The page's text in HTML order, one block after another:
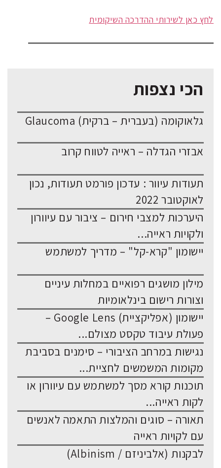
לחץ כאן לשירותי ההדרכה השיקומית
הכי נצפות
גלאוקומה (בעברית – ברקית) Glaucoma
אבזרי הגדלה – ראייה לטווח קרוב
תעודות עיוור : עדכון פורמט תעודות, נכון
לאוקטובר 2022
היערכות למצבי חירום – ציבור עם עיוורון
ולקויות ראייה...
יישומון "קרא-קל" – מדריך למשתמש
מילון מושגים רפואיים במחלות עיניים
וצורות רישום בינלאומיות
יישומון (אפליקציית) Google Lens –
פעולת עיבוד טקסט מצולם...
נגישות במרחב הציבורי – סימנים בסביבת
מקומות המשמשים לחציית...
תוכנות קורא מסך למשתמש עם עיוורון או
לקות ראייה...
תאורה – סוגים והמלצות התאמה לאנשים
עם לקויות ראייה
לבקנות (אלביניזם / Albinism)